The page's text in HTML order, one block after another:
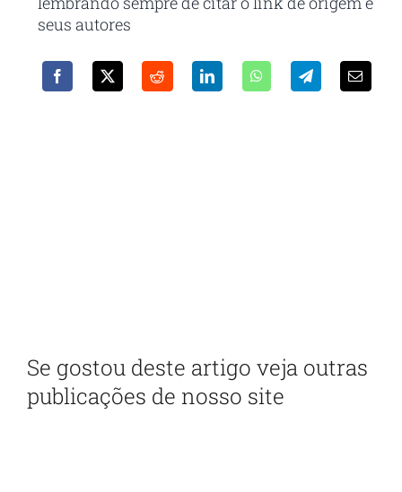
seus autores
Se gostou deste artigo veja outras
publicações de nosso site